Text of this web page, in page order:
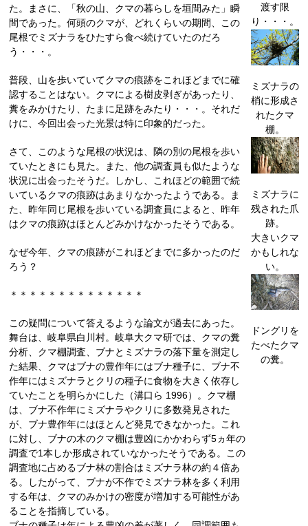
た。まさに、「秋の山、クマの暮らしを垣間みた」瞬
間であった。何頭のクマが、どれくらいの期間、この
尾根でミズナラをひたすら食べ続けていたのだろ
う・・・。
普段、山を歩いていてクマの痕跡をこれほどまでに確
認することはない。クマによる樹皮剥ぎがあったり、
糞をみかけたり、たまに足跡をみたり・・・。それだ
けに、今回出会った光景は特に印象的だった。
さて、このような尾根の状況は、隣の別の尾根を歩い
ていたときにも見た。また、他の調査員も似たような
状況に出会ったそうだ。しかし、これほどの範囲で続
いているクマの痕跡はあまりなかったようである。ま
た、昨年同じ尾根を歩いている調査員によると、昨年
はクマの痕跡はほとんどみかけなかったそうである。
なぜ今年、クマの痕跡がこれほどまでに多かったのだ
ろう？
＊＊＊＊＊＊＊＊＊＊＊＊＊＊
この疑問について答えるような論文が過去にあった。
舞台は、岐阜県白川村。岐阜大クマ研では、クマの糞
分析、クマ棚調査、ブナとミズナラの落下量を測定し
た結果、クマはブナの豊作年にはブナ種子に、ブナ不
作年にはミズナラとクリの種子に食物を大きく依存し
ていたことを明らかにした（溝口ら 1996）。クマ棚
は、ブナ不作年にミズナラやクリに多数発見された
が、ブナ豊作年にはほとんど発見できなかった。これ
に対し、ブナの木のクマ棚は豊凶にかかわらず5ヵ年の
調査で1本しか形成されていなかったそうである。この
調査地に占めるブナ林の割合はミズナラ林の約４倍あ
る。したがって、ブナが不作でミズナラ林を多く利用
する年は、クマのみかけの密度が増加する可能性があ
ることを指摘している。
渡す限
り・・・。
ミズナラの
梢に形成さ
れたクマ
棚。
ミズナラに
残された爪
跡。
大きいクマ
かもしれな
い。
ドングリを
たべたクマ
の糞。